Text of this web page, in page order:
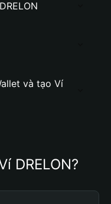
và tạo Ví
DRELON?